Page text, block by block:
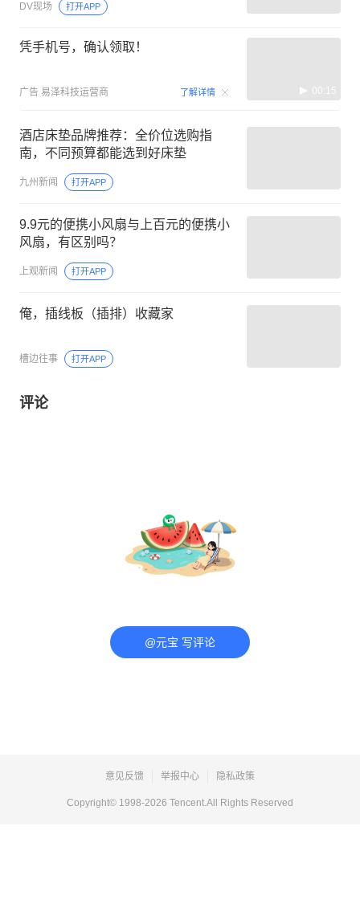
DV现场 打开APP
凭手机号，确认领取！
广告 易泽科技运营商 了解详情 00:15
酒店床垫品牌推荐：全价位选购指
南，不同预算都能选到好床垫
九州新闻 打开APP
9.9元的便携小风扇与上百元的便携小
风扇，有区别吗？
上观新闻 打开APP
俺，插线板（插排）收藏家
槽边往事 打开APP
评论
@元宝 写评论
意见反馈 举报中心 隐私政策
Copyright© 1998-2026 Tencent.All Rights Reserved